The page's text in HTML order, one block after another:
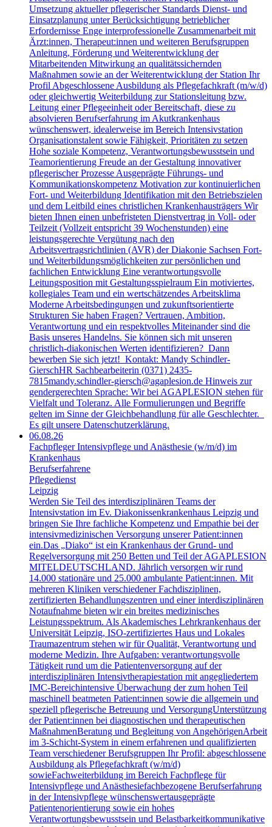
Umsetzung aktueller pflegerischer Standards Dienst- und
Einsatzplanung unter Berücksichtigung betrieblicher
Erfordernisse Enge interprofessionelle Zusammenarbeit mit
Ärzt:innen, Therapeut:innen und weiteren Berufsgruppen
Anleitung, Förderung und Weiterentwicklung der
Mitarbeitenden Mitwirkung an qualitätssichernden
Maßnahmen sowie an der Weiterentwicklung der Station Ihr
Profil Abgeschlossene Ausbildung als Pflegefachkraft (m/w/d)
oder gleichwertig Weiterbildung zur Stationsleitung bzw.
Leitung einer Pflegeeinheit oder Bereitschaft, diese zu
absolvieren Berufserfahrung im Akutkrankenhaus
wünschenswert, idealerweise im Bereich Intensivstation
Organisationstalent sowie Fähigkeit, Prioritäten zu setzen
Hohe soziale Kompetenz, Verantwortungsbewusstsein und
Teamorientierung Freude an der Gestaltung innovativer
pflegerischer Prozesse Ausgeprägte Führungs- und
Kommunikationskompetenz Motivation zur kontinuierlichen
Fort- und Weiterbildung Identifikation mit den Betriebszielen
und dem Leitbild eines christlichen Krankenhausträgers Wir
bieten Ihnen einen unbefristeten Dienstvertrag in Voll- oder
Teilzeit (Vollzeit entspricht 39 Wochenstunden) eine
leistungsgerechte Vergütung nach den
Arbeitsvertragsrichtlinien (AVR) der Diakonie Sachsen Fort-
und Weiterbildungsmöglichkeiten zur persönlichen und
fachlichen Entwicklung Eine verantwortungsvolle
Leitungsposition mit Gestaltungsspielraum Ein motiviertes,
kollegiales Team und ein wertschätzendes Arbeitsklima
Moderne Arbeitsbedingungen und zukunftsorientierte
Strukturen Sie haben Fragen? Vertrauen, Ambition,
Verantwortung und ein respektvolles Miteinander sind die
Basis unseres Handelns. Sie können sich mit unseren
christlich-diakonischen Werten identifizieren? Dann
bewerben Sie sich jetzt! Kontakt: Mandy Schindler-
GierschHR Sachbearbeiterin (0371) 2435-
7815mandy.schindler-giersch@agaplesion.de Hinweis zur
gendergerechten Sprache: Wir bei AGAPLESION stehen für
Vielfalt und Toleranz. Alle Formulierungen und Begriffe
gelten im Sinne der Gleichbehandlung für alle Geschlechter.
Es gilt unsere Datenschutzerklärung.
06.08.26
Fachpfleger Intensivpflege und Anästhesie (w/m/d) im
Krankenhaus
Berufserfahrene
Pflegedienst
Leipzig
Werden Sie Teil des interdisziplinären Teams der
Intensivstation im Ev. Diakonissenkrankenhaus Leipzig und
bringen Sie Ihre fachliche Kompetenz und Empathie bei der
intensivmedizinischen Versorgung unserer Patient:innen
ein.Das „Diako“ ist ein Krankenhaus der Grund- und
Regelversorgung mit 250 Betten und Teil der AGAPLESION
MITELDEUTSCHLAND. Jährlich versorgen wir rund
14.000 stationäre und 25.000 ambulante Patient:innen. Mit
mehreren Kliniken verschiedener Fachdisziplinen,
zertifizierten Behandlungszentren und einer interdisziplinären
Notaufnahme bieten wir ein breites medizinisches
Leistungsspektrum. Als Akademisches Lehrkrankenhaus der
Universität Leipzig, ISO-zertifiziertes Haus und Lokales
Traumazentrum stehen wir für Qualität, Verantwortung und
moderne Medizin. Ihre Aufgaben: verantwortungsvolle
Tätigkeit rund um die Patientenversorgung auf der
interdisziplinären Intensivtherapiestation mit angegliedertem
IMC-Bereichintensive Überwachung der zum hohen Teil
maschinell beatmeten Patient:innen sowie die allgemein und
speziell pflegerische Betreuung und VersorgungUnterstützung
der Patient:innen bei diagnostischen und therapeutischen
MaßnahmenBeratung und Begleitung von AngehörigenArbeit
im 3-Schicht-System in einem erfahrenen und qualifizierten
Team verschiedener Berufsgruppen Ihr Profil: abgeschlossene
Ausbildung als Pflegefachkraft (w/m/d)
sowieFachweiterbildung im Bereich Fachpflege für
Intensivpflege und Anästhesiefachbezogene Berufserfahrung
in der Intensivpflege wünschenswertausgeprägte
Patientenorientierung sowie ein hohes
Verantwortungsbewusstsein und Belastbarkeitkommunikative